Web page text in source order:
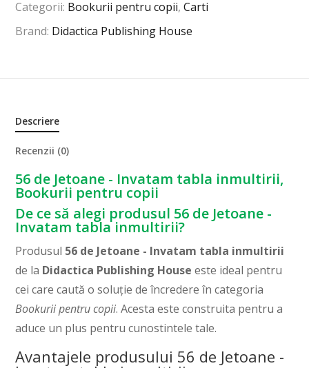
Categorii: Bookurii pentru copii,Carti
Brand: Didactica Publishing House
Descriere
Recenzii (0)
56 de Jetoane - Invatam tabla inmultirii,
Bookurii pentru copii
De ce să alegi produsul 56 de Jetoane -
Invatam tabla inmultirii?
Produsul 56 de Jetoane - Invatam tabla inmultirii
de la Didactica Publishing House este ideal pentru
cei care caută o soluție de încredere în categoria
Bookurii pentru copii. Acesta este construita pentru a
aduce un plus pentru cunostintele tale.
Avantajele produsului 56 de Jetoane -